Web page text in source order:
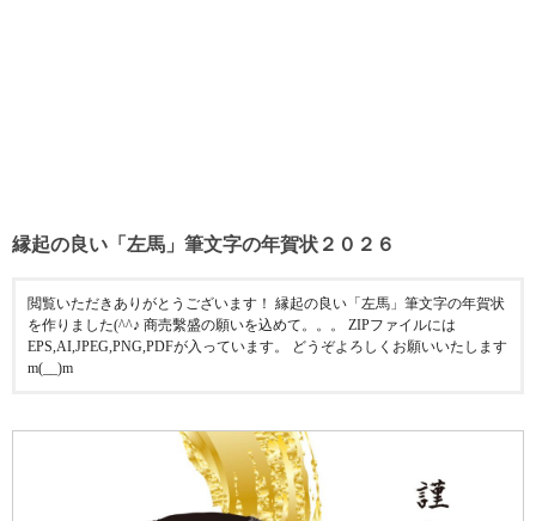
縁起の良い「左馬」筆文字の年賀状２０２６
閲覧いただきありがとうございます！ 縁起の良い「左馬」筆文字の年賀状
を作りました(^^♪ 商売繫盛の願いを込めて。。。 ZIPファイルには
EPS,AI,JPEG,PNG,PDFが入っています。 どうぞよろしくお願いいたします
m(__)m